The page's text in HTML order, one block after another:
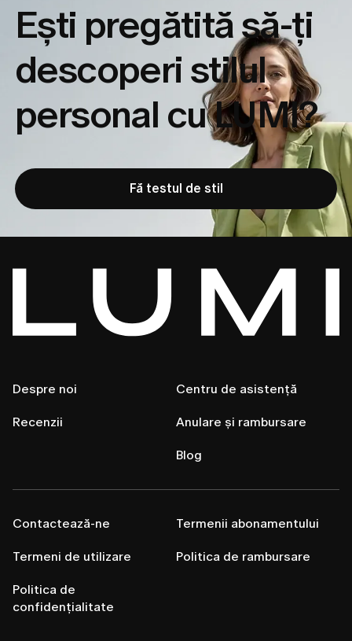
Ești pregătită să-ți
descoperi stilul
personal cu LUMI?
Fă testul de stil
Despre noi
Recenzii
Centru de asistență
Anulare și rambursare
Blog
Contactează-ne
Termeni de utilizare
Politica de
confidențialitate
Termenii abonamentului
Politica de rambursare